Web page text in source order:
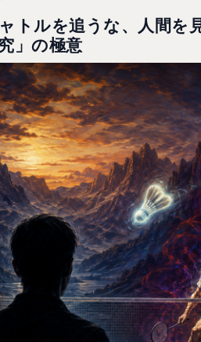
トルを追うな、人間を
」の極意